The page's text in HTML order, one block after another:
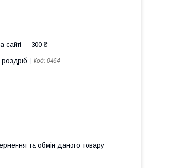
сайті — 300 ₴
Код: 0464
та обмін даного товару